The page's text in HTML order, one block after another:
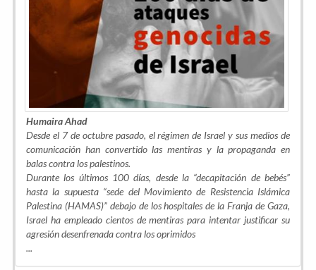
Humaira Ahad
Desde el 7 de octubre pasado, el régimen de Israel y sus medios de
comunicación han convertido las mentiras y la propaganda en
balas contra los palestinos.
Durante los últimos 100 días, desde la “decapitación de bebés”
hasta la supuesta “sede del Movimiento de Resistencia Islámica
Palestina (HAMAS)” debajo de los hospitales de la Franja de Gaza,
Israel ha empleado cientos de mentiras para intentar justificar su
agresión desenfrenada contra los oprimidos
...